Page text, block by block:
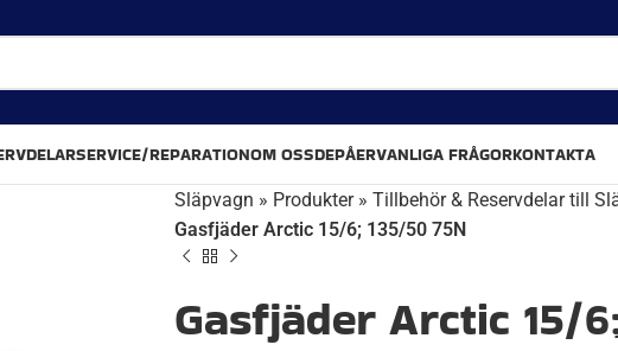
SERVICE/REPARATIONOM OSSDEPÅERVANLIGA FRÅGORKONTAKTA
Släpvagn » Produkter» Tillbehör & Reservdelar till
Gasfjäder Arctic 15/6; 135/50 75N
Gasfjäder Arctic 15/